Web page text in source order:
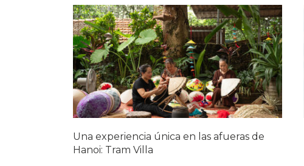
Una experiencia única en las afueras de
Hanoi: Tram Villa